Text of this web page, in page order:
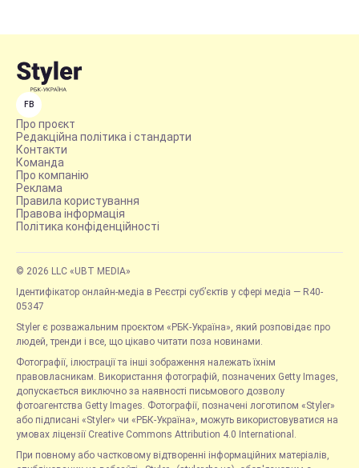
FB
Про проєкт
Редакційна політика і стандарти
Контакти
Команда
Про компанію
Реклама
Правила користування
Правова інформація
Політика конфіденційності
© 2026 LLC «UBT MEDIA»
Ідентифікатор онлайн-медіа в Реєстрі суб’єктів у сфері медіа — R40-
05347
Styler є розважальним проєктом «РБК-Україна», який розповідає про
людей, тренди і все, що цікаво читати поза новинами.
Фотографії, ілюстрації та інші зображення належать їхнім
правовласникам. Використання фотографій, позначених Getty Images,
допускається виключно за наявності письмового дозволу
фотоагентства Getty Images. Фотографії, позначені логотипом «Styler»
або підписані «Styler» чи «РБК-Україна», можуть використовуватися на
умовах ліцензії Creative Commons Attribution 4.0 International.
При повному або частковому відтворенні інформаційних матеріалів,